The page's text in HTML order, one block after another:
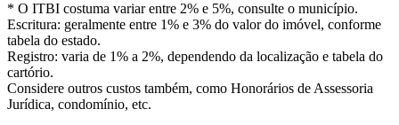
* O ITBI costuma variar entre 2% e 5%, consulte o município.
Escritura: geralmente entre 1% e 3% do valor do imóvel, conforme
tabela do estado.
Registro: varia de 1% a 2%, dependendo da localização e tabela do
cartório.
Considere outros custos também, como Honorários de Assessoria
Jurídica, condomínio, etc.